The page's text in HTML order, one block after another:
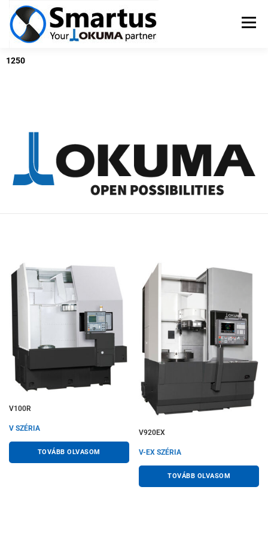
Menü
1250
V100R
V SZÉRIA
TOVÁBB OLVASOM
V920EX
V-EX SZÉRIA
TOVÁBB OLVASOM